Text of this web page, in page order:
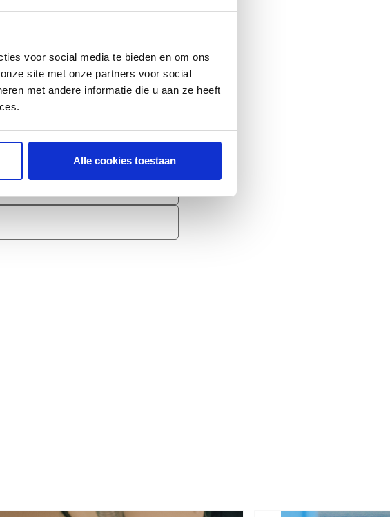
voor social media te bieden en om ons
site met onze partners voor social
met andere informatie die u aan ze heeft
Alle cookies toestaan